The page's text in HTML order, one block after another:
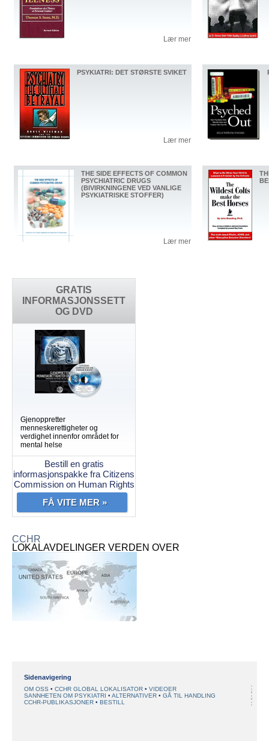
GRATIS
INFORMASJONSSETT
OG DVD
Gjenoppretter
menneskerettigheter og
verdighet innenfor området for
mental helse
Bestill en gratis
informasjonspakke fra Citizens
Commission on Human Rights
FÅ VITE MER »
CCHR
LOKALAVDELINGER VERDEN OVER
Lær mer
PSYKIATRI: DET STØRSTE SVIKET
Lær mer
THE SIDE EFFECTS OF COMMON
PSYCHIATRIC DRUGS
(BIVIRKNINGENE VED VANLIGE
PSYKIATRISKE STOFFER)
Lær mer
Sidenavigering
OM OSS CCHR GLOBAL LOKALISATOR
VIDEOER
SANNHETEN OM PSYKIATRI
ALTERNATIVER
GÅ TIL HANDLING
CCHR-PUBLIKASJONER
BESTILL